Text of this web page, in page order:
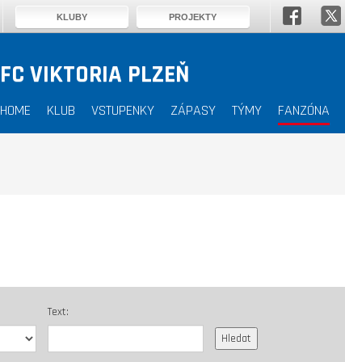
FC VIKTORIA PLZEŇ
HOME KLUB VSTUPENKY ZÁPASY TÝMY FANZÓNA
Text:
KLUBY PROJEKTY